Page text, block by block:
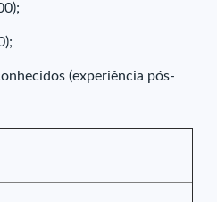
(experiência pós-